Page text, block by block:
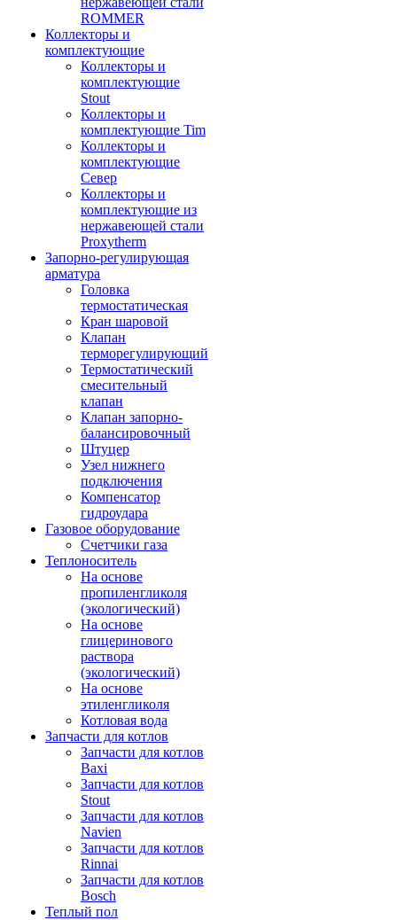
ROMMER
Коллекторы и
комплектующие
Коллекторы и
комплектующие
Stout
Коллекторы и
комплектующие Tim
Коллекторы и
комплектующие
Север
Коллекторы и
комплектующие из
нержавеющей стали
Proxytherm
Запорно-регулирующая
арматура
Головка
термостатическая
Кран шаровой
Клапан
терморегулирующий
Термостатический
смесительный
клапан
Клапан запорно-
балансировочный
Штуцер
Узел нижнего
подключения
Компенсатор
гидроудара
Газовое оборудование
Счетчики газа
Теплоноситель
На основе
пропиленгликоля
(экологический)
На основе
глицеринового
раствора
(экологический)
На основе
этиленгликоля
Котловая вода
Запчасти для котлов
Запчасти для котлов
Baxi
Запчасти для котлов
Stout
Запчасти для котлов
Navien
Запчасти для котлов
Rinnai
Запчасти для котлов
Bosch
Теплый пол